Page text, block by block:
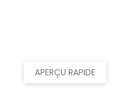
APERÇU RAPIDE